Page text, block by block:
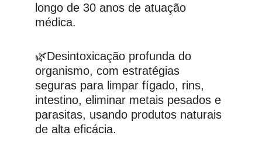
longo de 30 anos de atuação
médica.
🌿Desintoxicação profunda do
organismo, com estratégias
seguras para limpar fígado, rins,
intestino, eliminar metais pesados e
parasitas, usando produtos naturais
de alta eficácia.